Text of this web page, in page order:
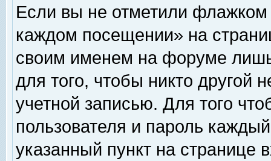
Если вы не отметили флажком
каждом посещении» на
своим именем на форуме
для того, чтобы никто другой
учетной записью. Для того
пользователя и пароль
указанный пункт на